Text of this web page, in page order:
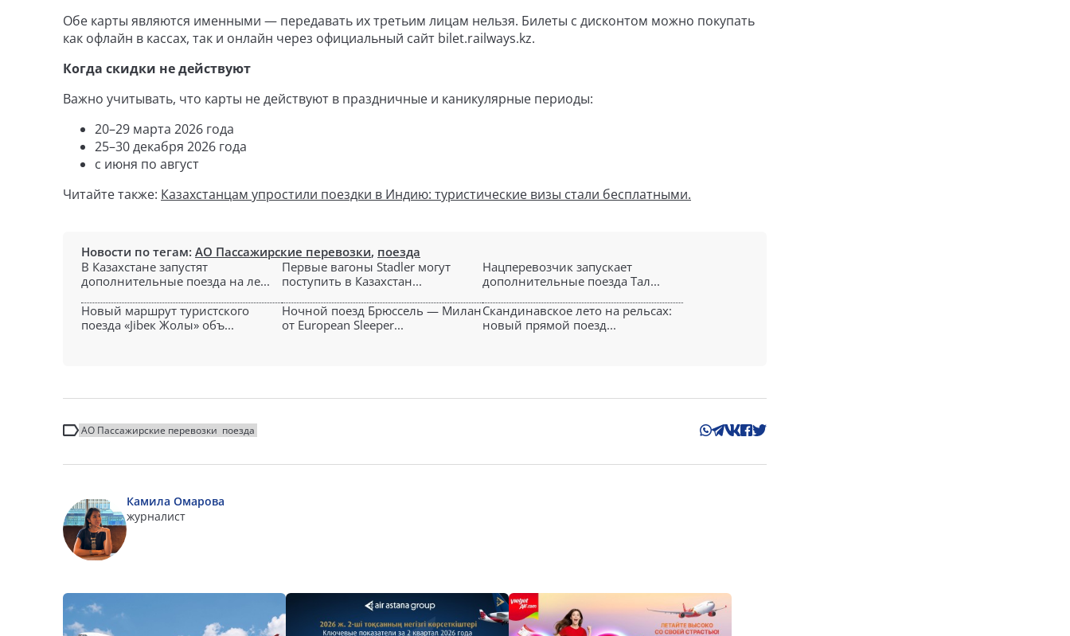
Обе карты являются именными — передавать их третьим лицам нельзя. Билеты с дисконтом можно покупать
как офлайн в кассах, так и онлайн через официальный сайт bilet.railways.kz.
Когда скидки не действуют
Важно учитывать, что карты не действуют в праздничные и каникулярные периоды:
20–29 марта 2026 года
25–30 декабря 2026 года
с июня по август
Читайте также: Казахстанцам упростили поездки в Индию: туристические визы стали бесплатными.
Новости по тегам: АО Пассажирские перевозки, поезда
В Казахстане запустят
дополнительные поезда на ле...
Первые вагоны Stadler могут
поступить в Казахстан...
Нацперевозчик запускает
дополнительные поезда Тал...
Новый маршрут туристского
поезда «Jibек Жолы» объ...
Ночной поезд Брюссель — Милан
от European Sleeper...
Скандинавское лето на рельсах:
новый прямой поезд...
АО Пассажирские перевозки поезда
Камила Омарова
журналист